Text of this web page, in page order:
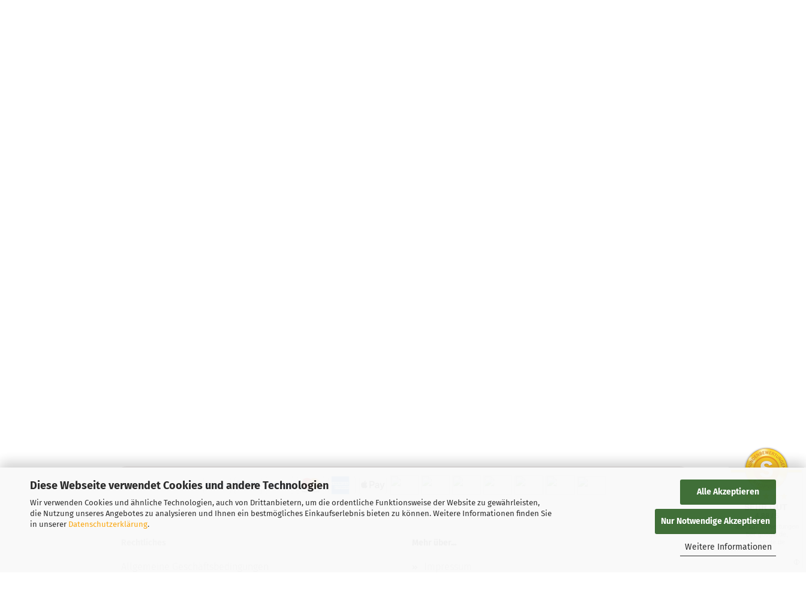
Diese Webseite verwendet Cookies und andere Technologien
Wir verwenden Cookies und ähnliche Technologien, auch von Drittanbietern, um die ordentliche Funktionsweise der Website zu gewährleisten,
die Nutzung unseres Angebotes zu analysieren und Ihnen ein bestmögliches Einkaufserlebnis bieten zu können. Weitere Informationen finden Sie
in unserer Datenschutzerklärung.
Alle Akzeptieren
Nur Notwendige Akzeptieren
Weitere Informationen
SEHR GUT
aus 137 Bewertungen
bei: google.de,
shopvote.de